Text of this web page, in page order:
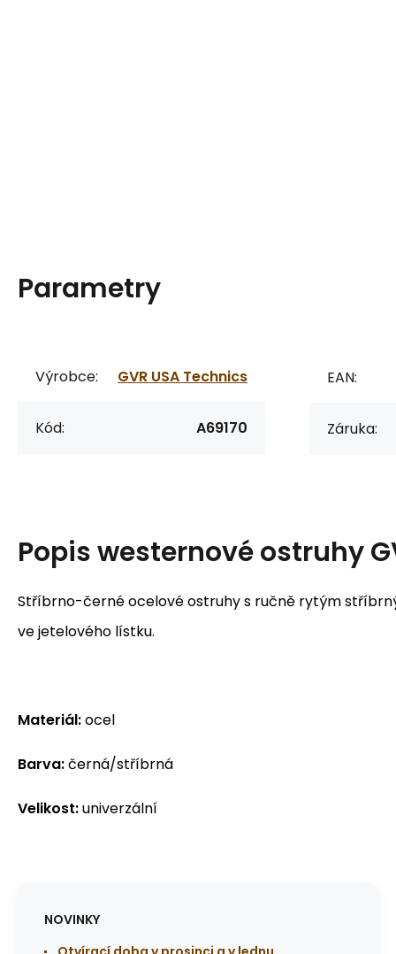
Parametry
Výrobce: GVR USA Technics
Kód: A69170
EAN:
Záruka:
Popiswesternové ostruhy
Stříbrno-černé ocelové ostruhy s ručně rytým
ve jetelového lístku.
Materiál:ocel
Barva:černá/stříbrná
Velikost:univerzální
NOVINKY